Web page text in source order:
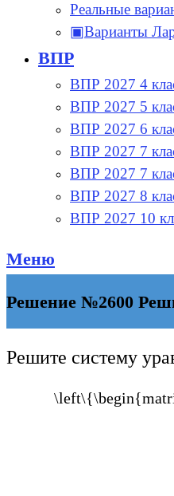
Реальные
▣Варианты
ВПР
ВПР 2027 4
ВПР 2027 5
ВПР 2027 6
ВПР 2027 7
ВПР 2027 7
ВПР 2027 8
ВПР 2027 10
Меню
Решение №2600
Решите систему